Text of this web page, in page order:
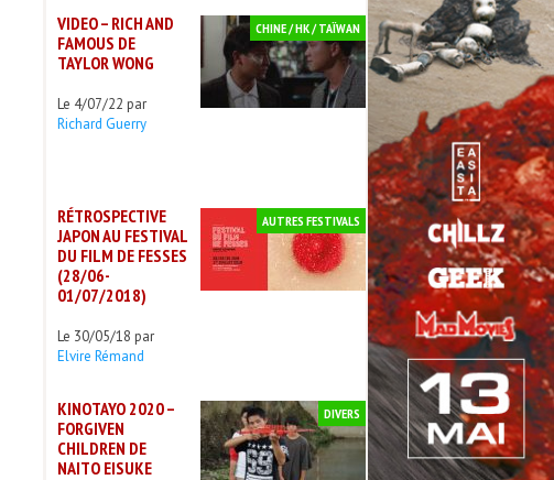
VIDEO – RICH AND
FAMOUS DE
TAYLOR WONG
Le 4/07/22 par
Richard Guerry
CHINE / HK / TAÏWAN
RÉTROSPECTIVE
JAPON AU FESTIVAL
DU FILM DE FESSES
(28/06-
01/07/2018)
Le 30/05/18 par
Elvire Rémand
AUTRES FESTIVALS
KINOTAYO 2020 –
FORGIVEN
CHILDREN DE
NAITO EISUKE
DIVERS